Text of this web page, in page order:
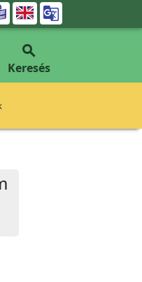


Keresés